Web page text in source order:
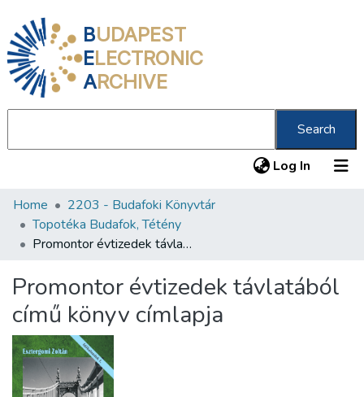
BUDAPEST
ELECTRONIC
ARCHIVE
Search
Log In (current)
Communities & Collections
All of DSpace
About us
Home
2203 - Budafoki Könyvtár
Topotéka Budafok, Tétény
Promontor évtizedek távlatából című könyv címlapja
Promontor évtizedek távlatából
című könyv címlapja